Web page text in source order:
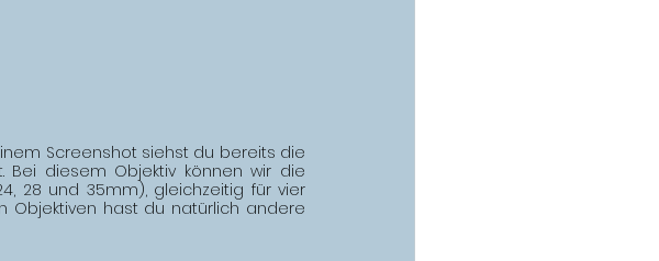
Screenshot siehst du bereits die
Bei diesem Objektiv können wir die
28 und 35mm), gleichzeitig für vier
Objektiven hast du natürlich andere